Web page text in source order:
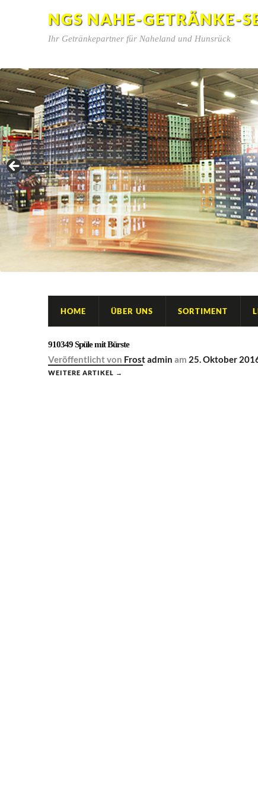
NGS NAHE-GETRÄNKE-
Ihr Getränkepartner für Naheland und Hunsrück
HOME ÜBER UNS SORTIMENT
910349 Spüle mit Bürste
Veröffentlichtvon Frost admin am 25. Oktober
WEITERE ARTIKEL →